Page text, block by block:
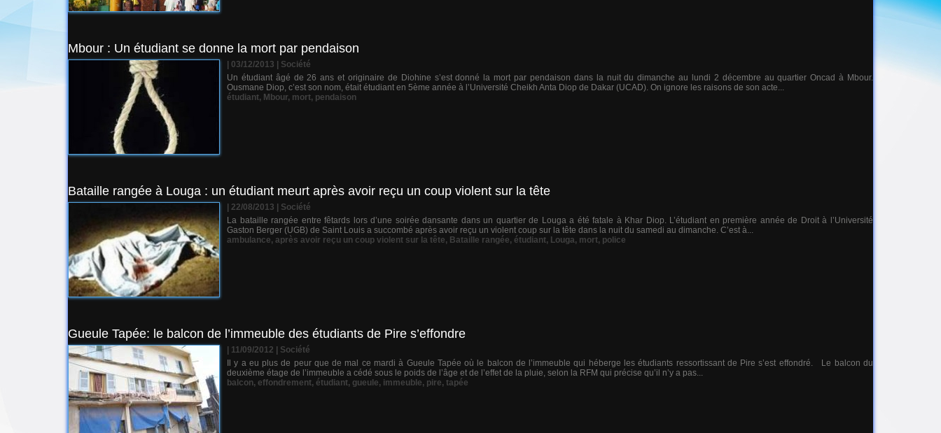
Mbour : Un étudiant se donne la mort par pendaison
| 03/12/2013
Société
Un étudiant âgé de 26 ans et originaire de Diohine s’est donné la mort par pendaison dans la nuit du dimanche au lundi 2 décembre au quartier Oncad à Mbour.
Ousmane Diop, c’est son nom, était étudiant en 5ème année à l’Université Cheikh Anta Diop de Dakar (UCAD). On ignore les raisons de son acte...
étudiant, Mbour, mort, pendaison
Bataille rangée à Louga : un étudiant meurt après avoir reçu un coup violent sur la tête
| 22/08/2013
Société
La bataille rangée entre fêtards lors d’une soirée dansante dans un quartier de Louga a été fatale à Khar Diop. L’étudiant en première année de Droit à l’Université
Gaston Berger (UGB) de Saint Louis a succombé après avoir reçu un violent coup sur la tête dans la nuit du samedi au dimanche. C’est à...
ambulance, après avoir reçu un coup violent sur la tête, Bataille rangée, étudiant, Louga, mort, police
Gueule Tapée: le balcon de l’immeuble des étudiants de Pire s’effondre
| 11/09/2012
Société
Il y a eu plus de peur que de mal ce mardi à Gueule Tapée où le balcon de l’immeuble qui héberge les étudiants ressortissant de Pire s’est effondré. Le balcon du
deuxième étage de l’immeuble a cédé sous le poids de l’âge et de l’effet de la pluie, selon la RFM qui précise qu’il n’y a pas...
balcon, effondrement, étudiant, gueule, immeuble, pire, tapée